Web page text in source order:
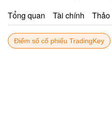
Tổng quan Tài chính Thảo
Điểm số cổ phiếu TradingKey